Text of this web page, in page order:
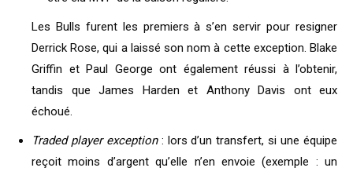
Les Bulls furent les premiers à s’en servir pour resigner
Derrick Rose, qui a laissé son nom à cette exception. Blake
Griffin et Paul George ont également réussi à l’obtenir,
tandis que James Harden et Anthony Davis ont eux
échoué.
Traded player exception: lors d’un transfert, si une équipe
reçoit moins d’argent qu’elle n’en envoie (exemple : un